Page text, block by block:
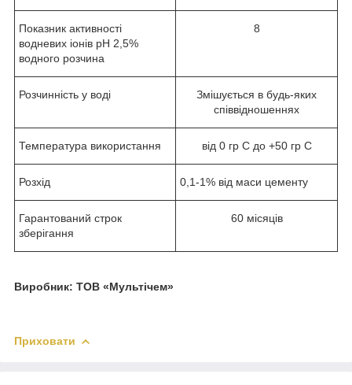
Показник активності
водневих іонів рН 2,5%
водного розчина
8
Розчинність у воді
Змішується в будь-яких
співвідношеннях
Температура використання від 0 гр С до +50 гр С
Розхід 0,1-1% від маси цементу
Гарантований строк
зберігання
60 місяців
Виробник: ТОВ «Мультічем»
Приховати